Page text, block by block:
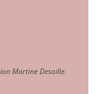
Martine Desoille.